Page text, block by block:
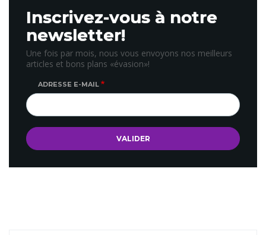
Inscrivez-vous à notre
newsletter!
Une fois par mois, nous vous envoyons nos meilleurs
articles et bons plans «évasion»!
ADRESSE E-MAIL